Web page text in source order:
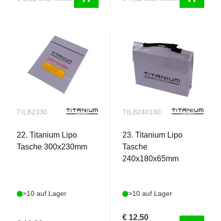
Neue Graphen-LiPo-Chemie der Pro-Serie
Die neue LiPo-Chemie der Pro-Serie zeichnet sich
durch ein innovatives Graphen-Polymer aus, das
Entladespannung über die gesamte Entladekurve
bietet. Der klassenführende niedrige
Innenwiderstand bietet Fahrern einen höheren
bedeutet, dass Basher weniger Spannungsabfall
TILB2330
22. Titanium Lipo
Tasche 300x230mm
>10 auf Lager
TILB240180
23. Titanium Lipo
Tasche
240x180x65mm
>10 auf Lager
€ 12,50